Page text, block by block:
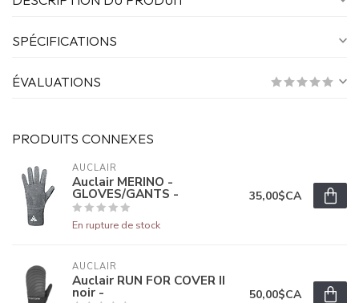
SPÉCIFICATIONS
ÉVALUATIONS
PRODUITS CONNEXES
AUCLAIR
Auclair MERINO -
GLOVES/GANTS -
En rupture de stock
35,00$CA
AUCLAIR
Auclair RUN FOR COVER II
noir - 50,00$CA